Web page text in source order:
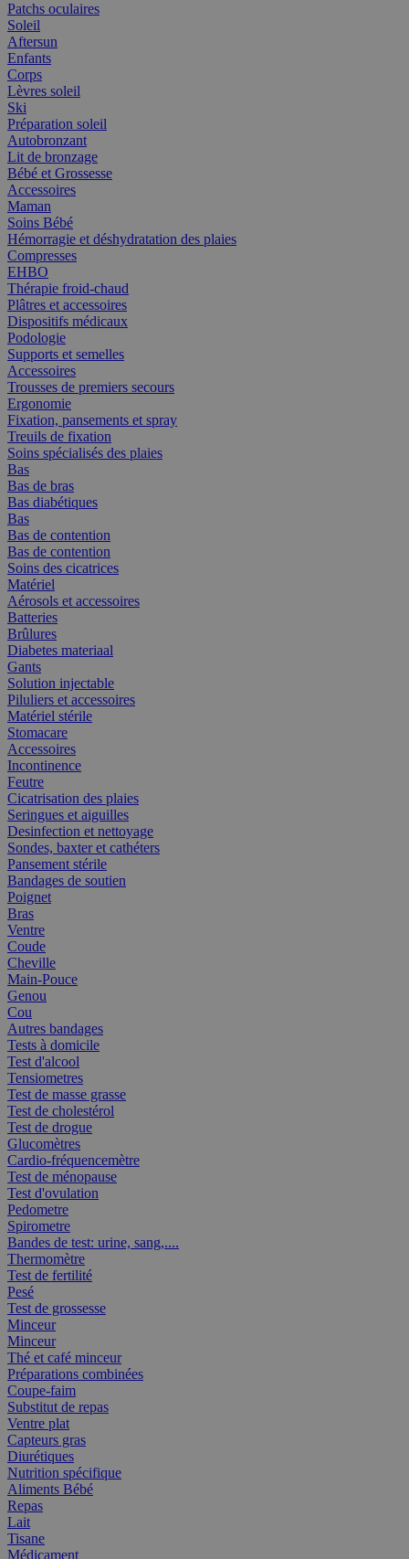
Patchs oculaires
Soleil
Aftersun
Enfants
Corps
Lèvres soleil
Ski
Préparation soleil
Autobronzant
Lit de bronzage
Bébé et Grossesse
Accessoires
Maman
Soins Bébé
Hémorragie et déshydratation des plaies
Compresses
EHBO
Thérapie froid-chaud
Plâtres et accessoires
Dispositifs médicaux
Podologie
Supports et semelles
Accessoires
Trousses de premiers secours
Ergonomie
Fixation, pansements et spray
Treuils de fixation
Soins spécialisés des plaies
Bas
Bas de bras
Bas diabétiques
Bas
Bas de contention
Bas de contention
Soins des cicatrices
Matériel
Aérosols et accessoires
Batteries
Brûlures
Diabetes materiaal
Gants
Solution injectable
Piluliers et accessoires
Matériel stérile
Stomacare
Accessoires
Incontinence
Feutre
Cicatrisation des plaies
Seringues et aiguilles
Desinfection et nettoyage
Sondes, baxter et cathéters
Pansement stérile
Bandages de soutien
Poignet
Bras
Ventre
Coude
Cheville
Main-Pouce
Genou
Cou
Autres bandages
Tests à domicile
Test d'alcool
Tensiometres
Test de masse grasse
Test de cholestérol
Test de drogue
Glucomètres
Cardio-fréquencemètre
Test de ménopause
Test d'ovulation
Pedometre
Spirometre
Bandes de test: urine, sang,....
Thermomètre
Test de fertilité
Pesé
Test de grossesse
Minceur
Minceur
Thé et café minceur
Préparations combinées
Coupe-faim
Substitut de repas
Ventre plat
Capteurs gras
Diurétiques
Nutrition spécifique
Aliments Bébé
Repas
Lait
Tisane
Médicament